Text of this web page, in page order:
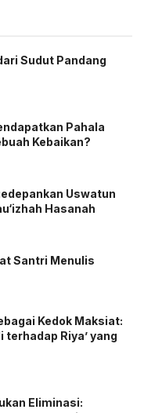
Sudut Pandang
Pahala
Kebaikan?
Uswatun
Hasanah
Santri Menulis
Kedok Maksiat:
Riya’ yang
Eliminasi: